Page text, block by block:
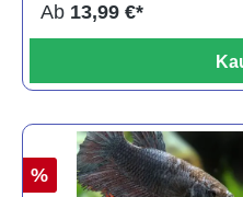
Ab 13,99 €*
%